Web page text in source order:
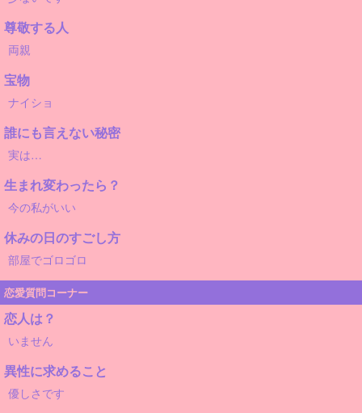
尊敬する人
両親
宝物
ナイショ
誰にも言えない秘密
実は…
生まれ変わったら？
今の私がいい
休みの日のすごし方
部屋でゴロゴロ
恋愛質問コーナー
恋人は？
いません
異性に求めること
優しさです